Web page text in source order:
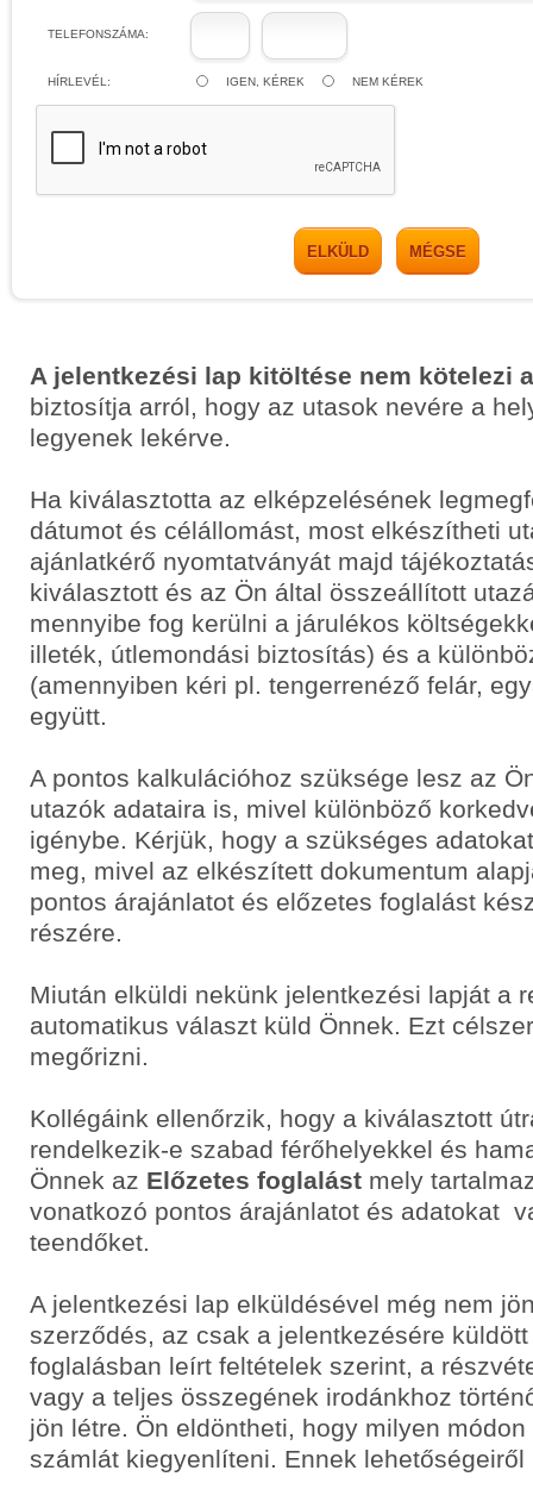
TELEFONSZÁMA:
HÍRLEVÉL: IGEN, KÉREK NEM KÉREK
ELKÜLD MÉGSE
A jelentkezési lap kitöltése nem kötelezi
biztosítja arról, hogy az utasok nevére a
legyenek lekérve.
Ha kiválasztotta az elképzelésének
dátumot és célállomást, most elkészítheti
ajánlatkérő nyomtatványát majd
kiválasztott és az Ön által összeállított
mennyibe fog kerülni a járulékos
illeték, útlemondási biztosítás) és a
(amennyiben kéri pl. tengerrenéző felár,
együtt.
A pontos kalkulációhoz szüksége lesz az
utazók adataira is, mivel különböző
igénybe. Kérjük, hogy a szükséges
meg, mivel az elkészített dokumentum
pontos árajánlatot és előzetes foglalást
részére.
Miután elküldi nekünk jelentkezési lapját a
automatikus választ küld Önnek. Ezt
megőrizni.
Kollégáink ellenőrzik, hogy a kiválasztott
rendelkezik-e szabad férőhelyekkel és
Önnek az Előzetes foglalást mely
vonatkozó pontos árajánlatot és adatokat
teendőket.
A jelentkezési lap elküldésével még nem
szerződés, az csak a jelentkezésére
foglalásban leírt feltételek szerint, a
vagy a teljes összegének irodánkhoz
jön létre. Ön eldöntheti, hogy milyen
számlát kiegyenlíteni. Ennek lehetőségeiről